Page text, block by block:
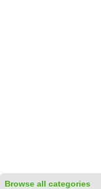
Browse all categories